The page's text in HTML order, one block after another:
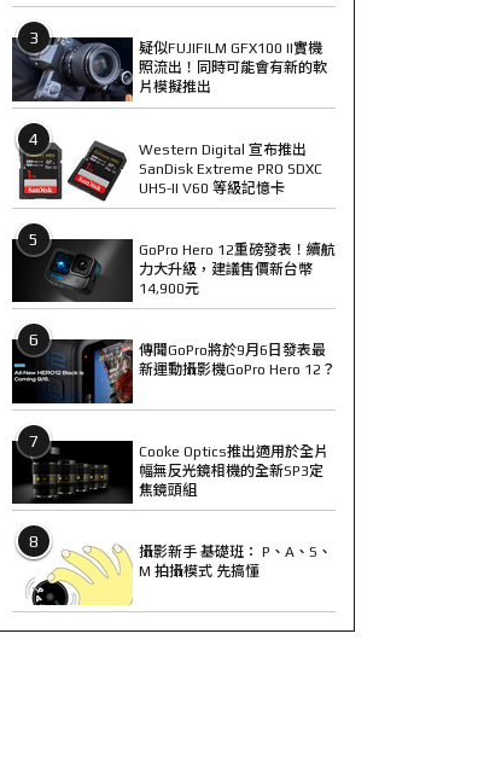
3
疑似FUJIFILM GFX100 II實機
照流出！同時可能會有新的軟
片模擬推出
4
Western Digital 宣布推出
SanDisk Extreme PRO SDXC
UHS-II V60 等級記憶卡
5
GoPro Hero 12重磅發表！續航
力大升級，建議售價新台幣
14,900元
6
傳聞GoPro將於9月6日發表最
新運動攝影機GoPro Hero 12？
7
Cooke Optics推出適用於全片
幅無反光鏡相機的全新SP3定
焦鏡頭組
8
攝影新手 基礎班： P、A、S、
M 拍攝模式 先搞懂